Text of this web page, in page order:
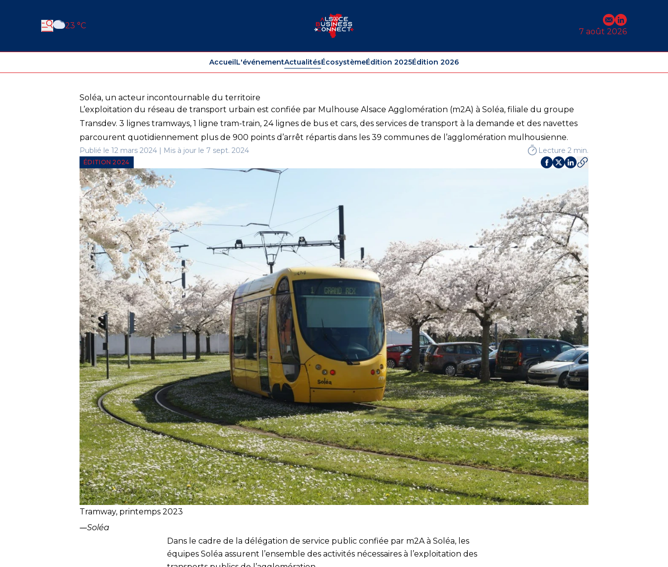
23 °C
E-mail
Profil
7 août 2026
AccueilL'événementActualitésÉcosystèmeÉdition 2025Édition 2026
Soléa, un acteur incontournable du territoire
L’exploitation du réseau de transport urbain est confiée par Mulhouse Alsace Agglomération (m2A) à Soléa, filiale du groupe
Transdev. 3 lignes tramways, 1 ligne tram-train, 24 lignes de bus et cars, des services de transport à la demande et des navettes
parcourent quotidiennement plus de 900 points d’arrêt répartis dans les 39 communes de l’agglomération mulhousienne.
Publié le 12 mars 2024 | Mis à jour le 7 sept. 2024 Lecture 2 min.
ÉDITION 2024
Tramway, printemps 2023
―Soléa
Dans le cadre de la délégation de service public confiée par m2A à Soléa, les
équipes Soléa assurent l’ensemble des activités nécessaires à l’exploitation des